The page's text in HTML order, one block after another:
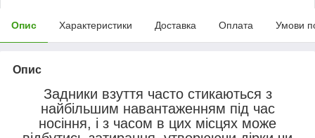
Опис Характеристики Доставка Оплата Умови
Опис
Задники взуття часто стикаються з
найбільшим навантаженням під час
носіння, і з часом в цих місцях може